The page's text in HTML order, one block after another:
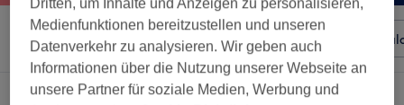
Sortieren nach Beliebiger Preis Besonderheiten
Ein Salon, der anbietet:kinderhaarschnitt in Heidelberg
Dritten, um Inhalte und Anzeigen zu personalisieren,
Medienfunktionen bereitzustellen und unseren
Datenverkehr zu analysieren. Wir geben auch
Informationen über die Nutzung unserer Webseite an
unsere Partner für soziale Medien, Werbung und